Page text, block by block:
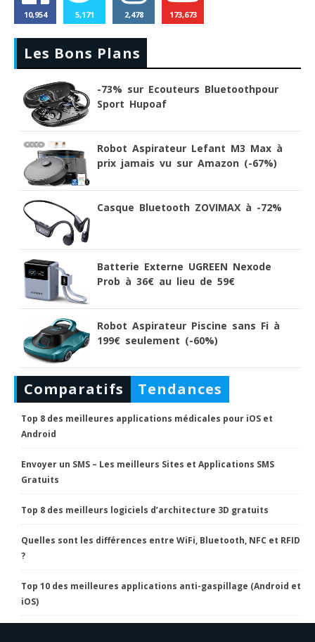
10,954 5,171 2,478 173,673
Les Bons Plans
-73% sur Ecouteurs Bluetoothpour
Sport Hupoaf
Robot Aspirateur Lefant M3 Max à
prix jamais vu sur Amazon (-67%)
Casque Bluetooth ZOVIMAX à -72%
Batterie Externe UGREEN Nexode
Prob à 36€ au lieu de 59€
Robot Aspirateur Piscine sans Fi à
199€ seulement (-60%)
Comparatifs Tendances
Top 8 des meilleures applications médicales pour iOS et
Android
Envoyer un SMS – Les meilleurs Sites et Applications SMS
Gratuits
Top 8 des meilleurs logiciels d’architecture 3D gratuits
Quelles sont les différences entre WiFi, Bluetooth, NFC et RFID
?
Top 10 des meilleures applications anti-gaspillage (Android et
iOS)